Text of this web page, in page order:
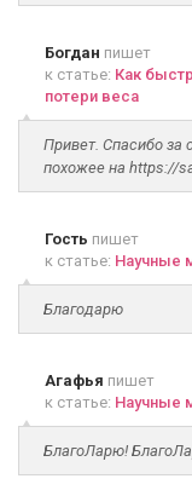
Богдан пишет
к статье: Как
потери веса
Привет. Спасибо за
похожее на https://
Гость пишет
к статье: Научные
Благодарю
Агафья пишет
к статье: Научные
БлагоЛарю!